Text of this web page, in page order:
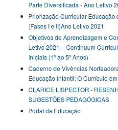
Parte Diversificada - Ano Letivo
Priorização Curricular Educação
(Fases I e II)Ano Letivo 2021
Objetivos de Aprendizagem e
Letivo 2021 – Continuum
Iniciais (1º ao 5º Anos)
Caderno de Vivências
Educação Infantil: O Currículo
CLARICE LISPECTOR -
SUGESTÕES PEDAGÓGICAS
Portal da Educação